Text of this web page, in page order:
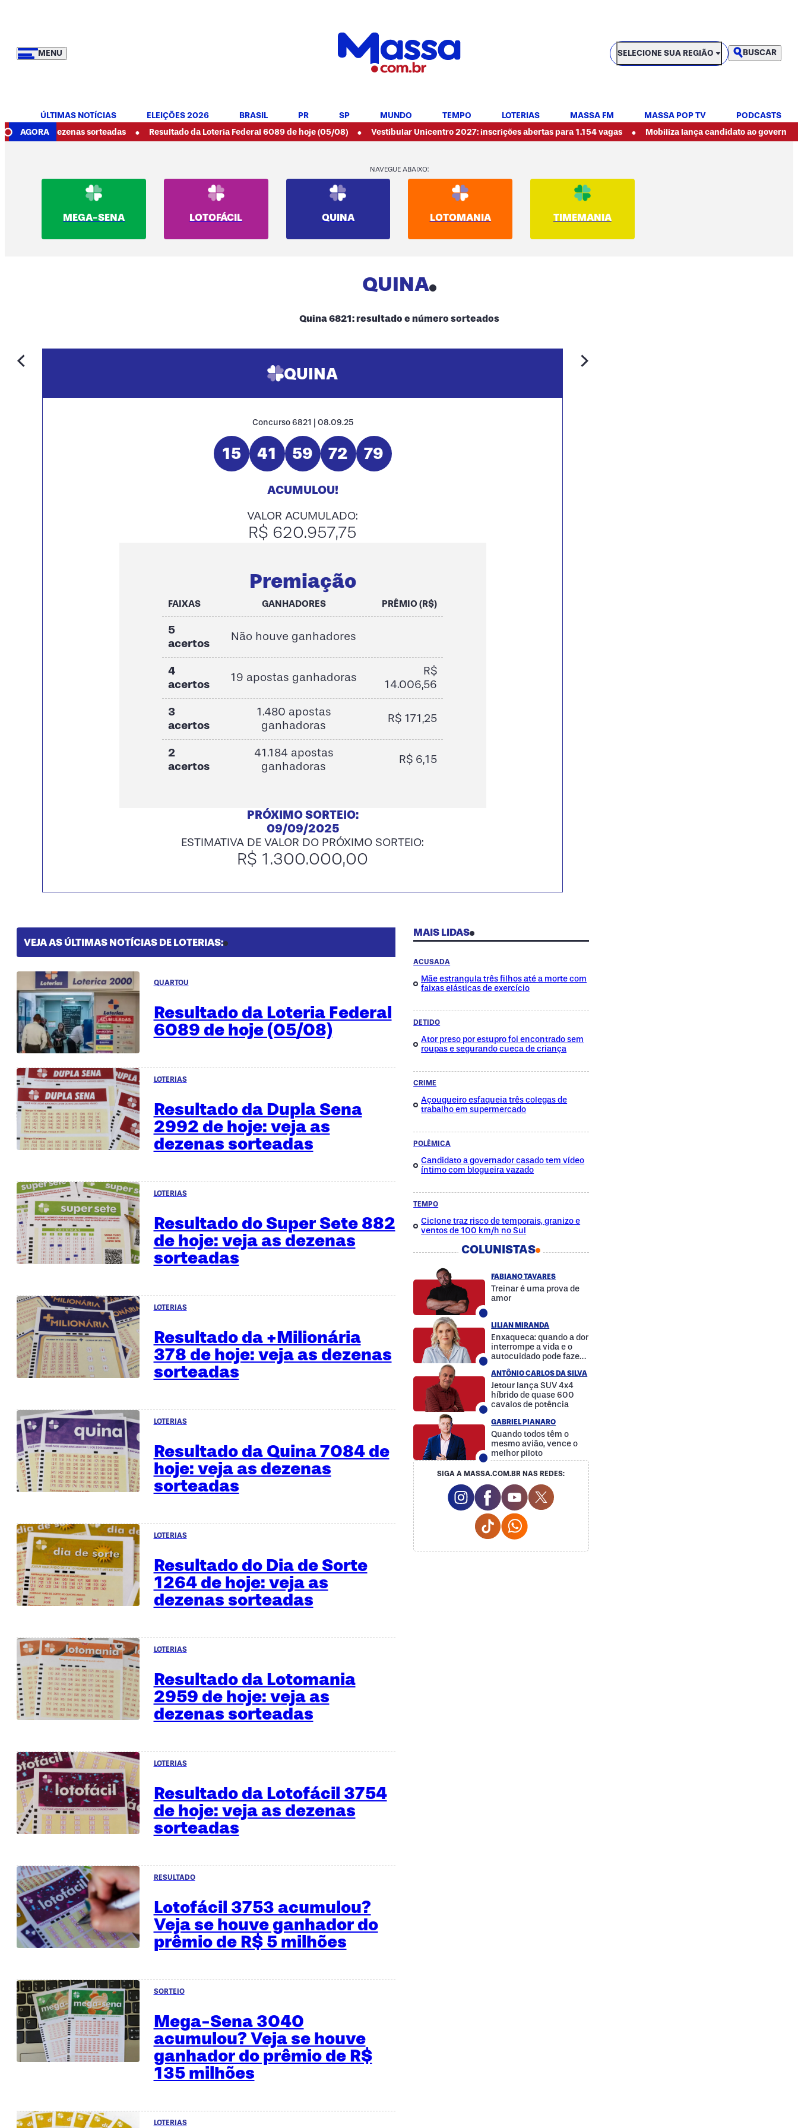
MENU
SELECIONE SUA REGIÃO
SELECIONE SUA REGIÃO BUSCAR
ÚLTIMAS NOTÍCIAS ELEIÇÕES 2026 BRASIL PR SP MUNDO TEMPO LOTERIAS MASSA FM MASSA POP TV
PODCASTS
AGORA
dezenas sorteadas • Resultado da Loteria Federal 6089 de hoje (05/08) • Vestibular Unicentro 2027: inscrições abertas para 1.154 vagas • Mobiliza lança candidato ao governo do Paraná
NAVEGUE ABAIXO:
MEGA-SENA LOTOFÁCIL QUINA LOTOMANIA TIMEMANIA
QUINA
Quina 6821: resultado e número sorteados
QUINA
Concurso 6821 | 08.09.25
15 41 59 72 79
ACUMULOU!
VALOR ACUMULADO:
R$ 620.957,75
Premiação
FAIXAS GANHADORES PRÊMIO (R$)
5
acertos
Não houve ganhadores
4
acertos
19 apostas ganhadoras
R$
14.006,56
3
acertos
1.480 apostas
ganhadoras
R$ 171,25
2
acertos
41.184 apostas
ganhadoras
R$ 6,15
PRÓXIMO SORTEIO:
09/09/2025
ESTIMATIVA DE VALOR DO PRÓXIMO SORTEIO:
R$ 1.300.000,00
VEJA AS ÚLTIMAS NOTÍCIAS DE LOTERIAS:
QUARTOU
Resultado da Loteria Federal
6089 de hoje (05/08)
LOTERIAS
Resultado da Dupla Sena
2992 de hoje: veja as
dezenas sorteadas
LOTERIAS
Resultado do Super Sete 882
de hoje: veja as dezenas
sorteadas
LOTERIAS
Resultado da +Milionária
378 de hoje: veja as dezenas
sorteadas
LOTERIAS
Resultado da Quina 7084 de
hoje: veja as dezenas
sorteadas
LOTERIAS
Resultado do Dia de Sorte
1264 de hoje: veja as
dezenas sorteadas
LOTERIAS
Resultado da Lotomania
2959 de hoje: veja as
dezenas sorteadas
LOTERIAS
Resultado da Lotofácil 3754
de hoje: veja as dezenas
sorteadas
RESULTADO
Lotofácil 3753 acumulou?
Veja se houve ganhador do
prêmio de R$ 5 milhões
SORTEIO
Mega-Sena 3040
acumulou? Veja se houve
ganhador do prêmio de R$
135 milhões
LOTERIAS
MAIS LIDAS
ACUSADA
Mãe estrangula três filhos até a morte com
faixas elásticas de exercício
DETIDO
Ator preso por estupro foi encontrado sem
roupas e segurando cueca de criança
CRIME
Açougueiro esfaqueia três colegas de
trabalho em supermercado
POLÊMICA
Candidato a governador casado tem vídeo
íntimo com blogueira vazado
TEMPO
Ciclone traz risco de temporais, granizo e
ventos de 100 km/h no Sul
COLUNISTAS
FABIANO TAVARES
Treinar é uma prova de
amor
LILIAN MIRANDA
Enxaqueca: quando a dor
interrompe a vida e o
autocuidado pode fazer
ANTÔNIO CARLOS DA SILVA
Jetour lança SUV 4x4
híbrido de quase 600
cavalos de potência
GABRIEL PIANARO
Quando todos têm o
mesmo avião, vence o
melhor piloto
SIGA A MASSA.COM.BR NAS REDES:
Instagram Social Media
Facebook Social Media
Youtube Social Media
Twitter Social Media
Tiktok Social Media
Whatsapp Social Media